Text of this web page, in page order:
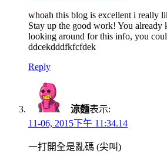
whoah this blog is excellent i really
Stay up the good work! You already
looking around for this info, you
ddcekdddfkfcfdek
Reply
涼麵表示:
11-06, 2015下午 11:34.14
一打開全是亂碼 (尖叫)